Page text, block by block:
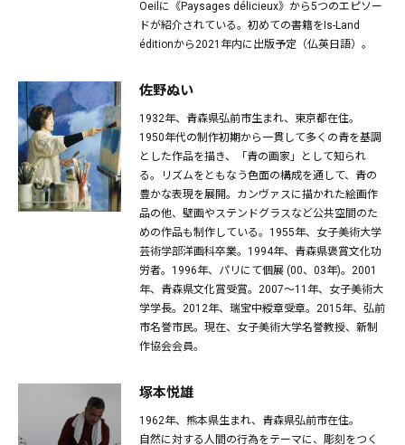
Oeilに《Paysages délicieux》から5つのエピソー
ドが紹介されている。初めての書籍をIs-Land
éditionから2021年内に出版予定（仏英日語）。
佐野ぬい
1932年、青森県弘前市生まれ、東京都在住。
1950年代の制作初期から一貫して多くの青を基調
とした作品を描き、「青の画家」として知られ
る。リズムをともなう色面の構成を通して、青の
豊かな表現を展開。カンヴァスに描かれた絵画作
品の他、壁画やステンドグラスなど公共空間のた
めの作品も制作している。1955年、女子美術大学
芸術学部洋画科卒業。1994年、青森県褒賞文化功
労者。1996年、パリにて個展 (00、03年)。2001
年、青森県文化賞受賞。2007～11年、女子美術大
学学長。2012年、瑞宝中綬章受章。2015年、弘前
市名誉市民。現在、女子美術大学名誉教授、新制
作協会会員。
塚本悦雄
1962年、熊本県生まれ、青森県弘前市在住。
自然に対する人間の行為をテーマに、彫刻をつく